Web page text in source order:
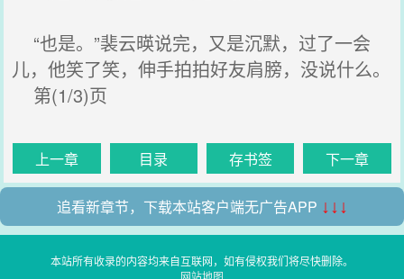
“也是。”裴云暎说完，又是沉默，过了一会
儿，他笑了笑，伸手拍拍好友肩膀，没说什么。
第(1/3)页
上一章 目录 存书签 下一章
追看新章节，下载本站客户端无广告APP ↓↓↓
本站所有收录的内容均来自互联网，如有侵权我们将尽快删除。
网站地图